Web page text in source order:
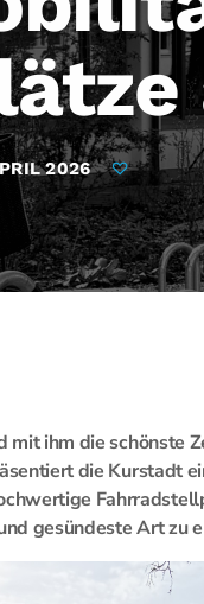
2026
ihm die schönste
die Kurstadt
gesündeste Art zu